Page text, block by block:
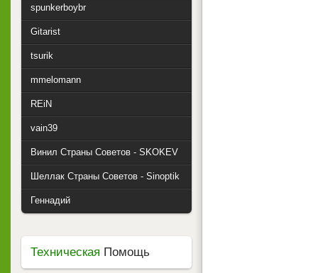
spunkerboybr
Gitarist
tsurik
mmelomann
REiN
vain39
Винил Страны Советов - SKOKEV
Шеллак Страны Советов - Sinoptik
Геннадий
Техническая Помощь